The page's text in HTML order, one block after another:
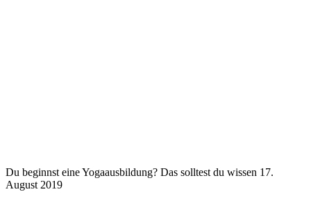
Du beginnst eine Yogaausbildung? Das solltest du wissen 17.
August 2019